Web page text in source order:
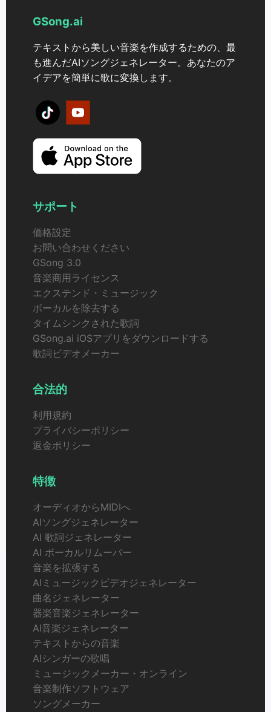
GSong.ai
テキストから美しい音楽を作成するための、最
も進んだAIソングジェネレーター。あなたのア
イデアを簡単に歌に変換します。
サポート
価格設定
お問い合わせください
GSong 3.0
音楽商用ライセンス
エクステンド・ミュージック
ボーカルを除去する
タイムシンクされた歌詞
GSong.ai iOSアプリをダウンロードする
歌詞ビデオメーカー
合法的
利用規約
プライバシーポリシー
返金ポリシー
特徴
オーディオからMIDIへ
AIソングジェネレーター
AI 歌詞ジェネレーター
AI ボーカルリムーバー
音楽を拡張する
AIミュージックビデオジェネレーター
曲名ジェネレーター
器楽音楽ジェネレーター
AI音楽ジェネレーター
テキストからの音楽
AIシンガーの歌唱
ミュージックメーカー・オンライン
音楽制作ソフトウェア
ソングメーカー